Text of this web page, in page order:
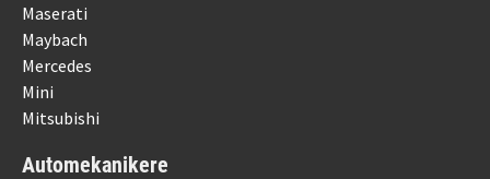
Maserati
Maybach
Mercedes
Mini
Mitsubishi
Automekanikere